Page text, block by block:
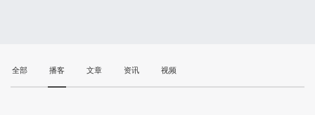
全部 播客 文章 资讯 视频